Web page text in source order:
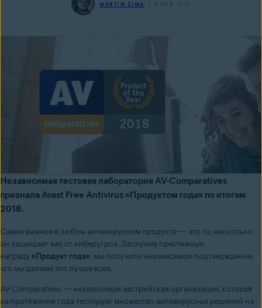
MARTIN ZIMA 8 ФЕВ 2019
Независимая тестовая лаборатория AV-Comparatives
признала Avast Free Antivirus «Продуктом года» по итогам
2018.
Самое важное в любом антивирусном продукте — это то, насколько
он защищает вас от киберугроз. Заслужив престижную
награду «Продукт года», мы получили независимое подтверждение,
что мы делаем это лучше всех.
AV-Comparatives — независимая австрийская организация, которая
на протяжении года тестирует множество антивирусных решений на